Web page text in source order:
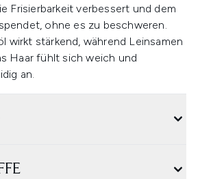
Frisierbarkeit verbessert und dem
ohne es zu beschweren.
wirkt stärkend, während Leinsamen
Haar fühlt sich weich und
an.